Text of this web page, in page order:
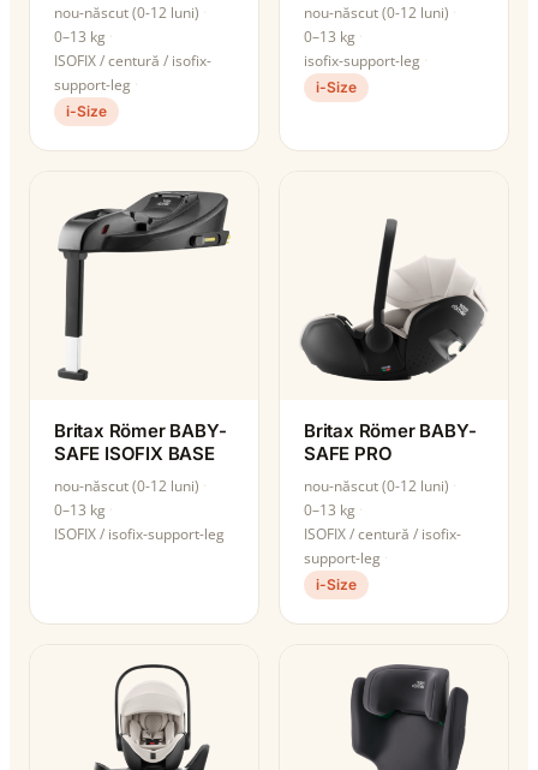
nou-născut (0-12 luni)
0–13 kg
ISOFIX / centură / isofix-
support-leg
i-Size
nou-născut (0-12 luni)
0–13 kg
isofix-support-leg
i-Size
Britax Römer BABY-
SAFE ISOFIX BASE
nou-născut (0-12 luni)
0–13 kg
ISOFIX / isofix-support-leg
Britax Römer BABY-
SAFE PRO
nou-născut (0-12 luni)
0–13 kg
ISOFIX / centură / isofix-
support-leg
i-Size